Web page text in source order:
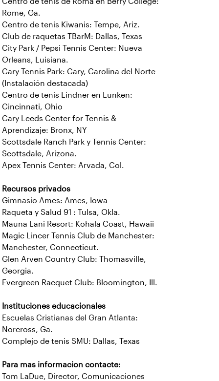
Rome, Ga.
Centro de tenis Kiwanis: Tempe, Ariz.
Club de raquetas TBarM: Dallas, Texas
City Park / Pepsi Tennis Center: Nueva
Orleans, Luisiana.
Cary Tennis Park: Cary, Carolina del Norte
(Instalación destacada)
Centro de tenis Lindner en Lunken:
Cincinnati, Ohio
Cary Leeds Center for Tennis &
Aprendizaje: Bronx, NY
Scottsdale Ranch Park y Tennis Center:
Scottsdale, Arizona.
Apex Tennis Center: Arvada, Col.
Recursos privados
Gimnasio Ames: Ames, Iowa
Raqueta y Salud 91 : Tulsa, Okla.
Mauna Lani Resort: Kohala Coast, Hawaii
Magic Lincer Tennis Club de Manchester:
Manchester, Connecticut.
Glen Arven Country Club: Thomasville,
Georgia.
Evergreen Racquet Club: Bloomington, Ill.
Instituciones educacionales
Escuelas Cristianas del Gran Atlanta:
Norcross, Ga.
Complejo de tenis SMU: Dallas, Texas
Para mas informacion contacte:
Tom LaDue, Director, Comunicaciones